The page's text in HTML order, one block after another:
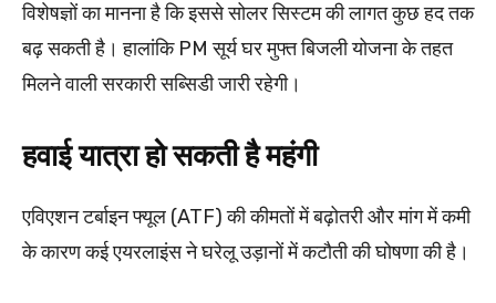
विशेषज्ञों का मानना है कि इससे सोलर सिस्टम की लागत कुछ हद तक
बढ़ सकती है। हालांकि PM सूर्य घर मुफ्त बिजली योजना के तहत
मिलने वाली सरकारी सब्सिडी जारी रहेगी।
हवाई यात्रा हो सकती है महंगी
एविएशन टर्बाइन फ्यूल (ATF) की कीमतों में बढ़ोतरी और मांग में कमी
के कारण कई एयरलाइंस ने घरेलू उड़ानों में कटौती की घोषणा की है।